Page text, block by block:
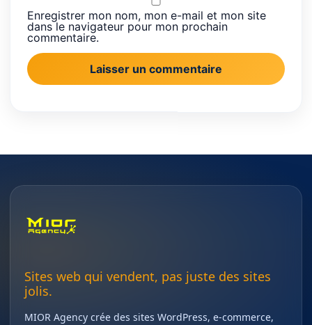
Enregistrer mon nom, mon e-mail et mon site
dans le navigateur pour mon prochain
commentaire.
Sites web qui vendent, pas juste des sites
jolis.
MIOR Agency crée des sites WordPress, e-commerce,